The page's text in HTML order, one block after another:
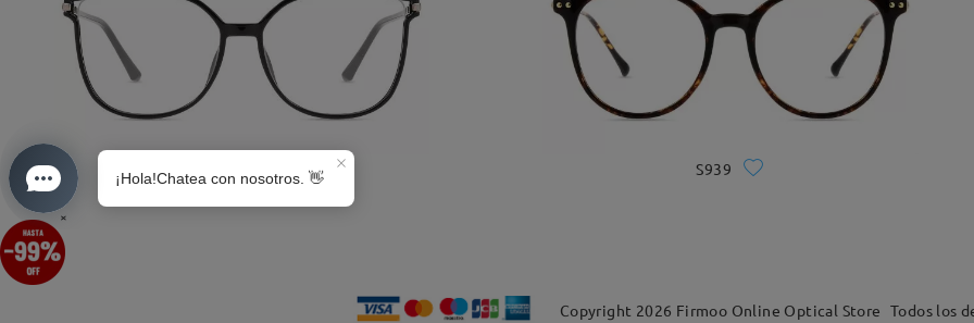
×
S939
Copyright 2026 Firmoo Online Optical Store Todos los